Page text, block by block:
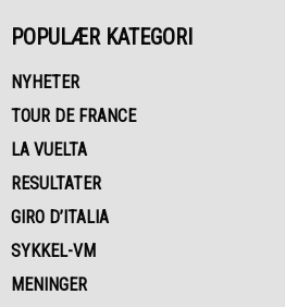
POPULÆR KATEGORI
NYHETER
TOUR DE FRANCE
LA VUELTA
RESULTATER
GIRO D’ITALIA
SYKKEL-VM
MENINGER